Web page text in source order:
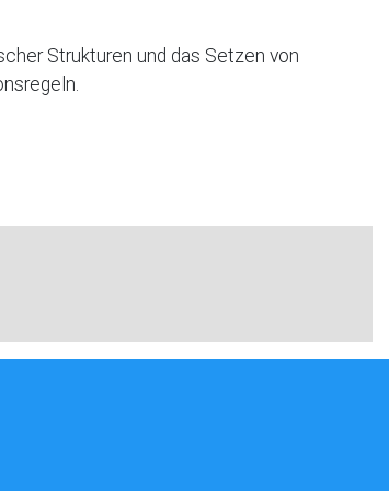
Strukturen und das Setzen von